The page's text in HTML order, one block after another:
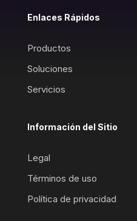
Enlaces Rápidos
Productos
Soluciones
Servicios
Información del Sitio
Legal
Términos de uso
Política de privacidad